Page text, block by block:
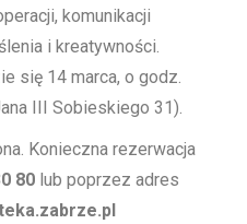
komunikacji
i kreatywności.
się 14 marca, o godz.
III Sobieskiego 31).
Konieczna rezerwacja
80 lub poprzez adres